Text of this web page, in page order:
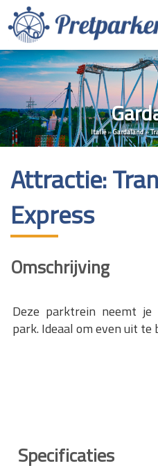
Italië»Gardaland»
Attractie:
Express
Omschrijving
Deze parktrein neemt je
park. Ideaal om even uit te
Specificaties